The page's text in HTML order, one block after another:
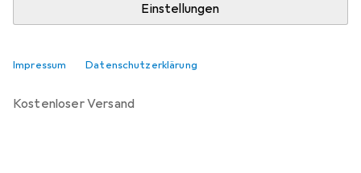
Einstellungen
Impressum Datenschutzerklärung
In den Warenkorb
Vergleichen
kostenloser Versand